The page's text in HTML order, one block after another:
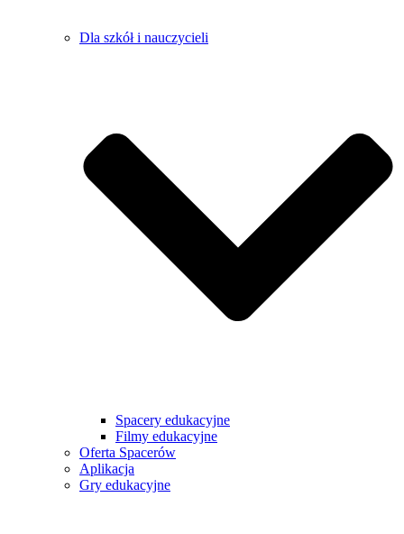
Dla szkół i nauczycieli
Spacery edukacyjne
Filmy edukacyjne
Oferta Spacerów
Aplikacja
Gry edukacyjne